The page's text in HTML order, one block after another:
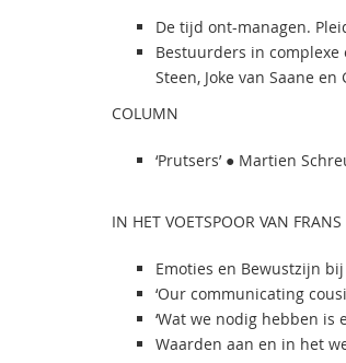
De tijd ont-managen.
Bestuurders in
Steen, Joke van Saane en
COLUMN
‘Prutsers’ ● Martien
IN HET VOETSPOOR VAN
Emoties en Bewustzijn
‘Our communicating
‘Wat we nodig hebben is
Waarden aan en in het